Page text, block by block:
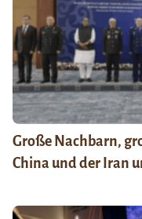
Große Nachbarn,
China und der Iran